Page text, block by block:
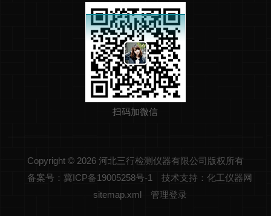
扫码加微信
Copyright © 2026 河北三行检测仪器有限公司版权所有
备案号：冀ICP备19005258号-1
技术支持：化工仪器网
sitemap.xml
管理登录